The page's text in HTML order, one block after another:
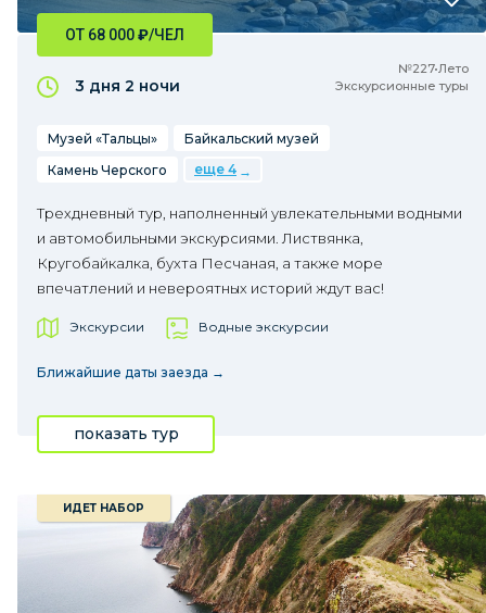
№227•Лето
Экскурсионные туры
ОТ 68 000₽/ЧЕЛ
3 дня 2 ночи
Музей «Тальцы»
Байкальский музей
Камень Черского
еще 4
Трехдневный тур, наполненный увлекательными водными
и автомобильными экскурсиями. Листвянка,
Кругобайкалка, бухта Песчаная, а также море
впечатлений и невероятных историй ждут вас!
Экскурсии Водные экскурсии
Ближайшие даты заезда →
показать тур
ИДЕТ НАБОР